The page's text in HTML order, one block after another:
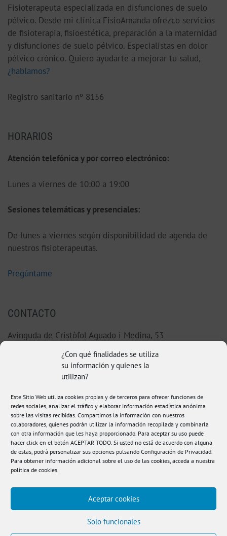
¿Con qué finalidades se utiliza
su información y quienes la
utilizan?
Este Sitio Web utiliza cookies propias y de terceros para ofrecer funciones de
redes sociales, analizar el tráfico y elaborar información estadística anónima
sobre las visitas recibidas. Compartimos la información con nuestros
colaboradores, quienes podrán utilizar la información recopilada y combinarla
con otra información que les haya proporcionado. Para aceptar su uso puede
hacer click en el botón ACEPTAR TODO. Si usted no está de acuerdo con alguna
de estas, podrá personalizar sus opciones pulsando Configuración de Privacidad.
Para obtener información adicional sobre el uso de las cookies, acceda a nuestra
política de cookies.
Aceptar cookies
Solo funcionales
Fisioterapeuta especializada en disfunciones de suelo
pélvico. Desde mi clínica FisioAmanda ofrezco servicios
de fisioterapia, fisioestética, preparación a la maternidad
y disfunciones de suelo pélvico. Especialistas en dolor
pélvico crónico. Quiero ayudarte a mejorar tu salud,
¿hablamos?
Registro sanitario nº 8156
HORARIOS
Atención telefónica y por correo electrónico:
Lunes a viernes de 10:00 a 19:00
Sesiones telemáticas y presenciales:
De lunes a viernes según disponibilidad de agenda de
nuestros fisioterapeutas.
Pregúntame
CONTACTO
Avinguda de Cristòfol Aguado i Medina, 53
hola@fisioamanda.es
Aviso legal Política de Privacidad
Condiciones de compra|